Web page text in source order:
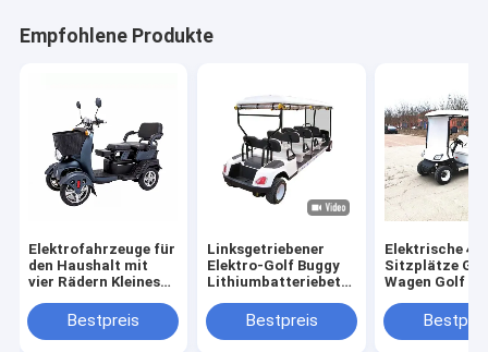
Empfohlene Produkte
Elektrofahrzeuge für
den Haushalt mit
vier Rädern Kleines
Elektrofahrzeuge für
Erwachsene und
Bestpreis
Linksgetriebener
Elektro-Golf Buggy
Lithiumbatteriebetriebene
SitzplätzeBestpreis
Elektrische 4
Sitzplätze
Wagen Golf
Straße Legal